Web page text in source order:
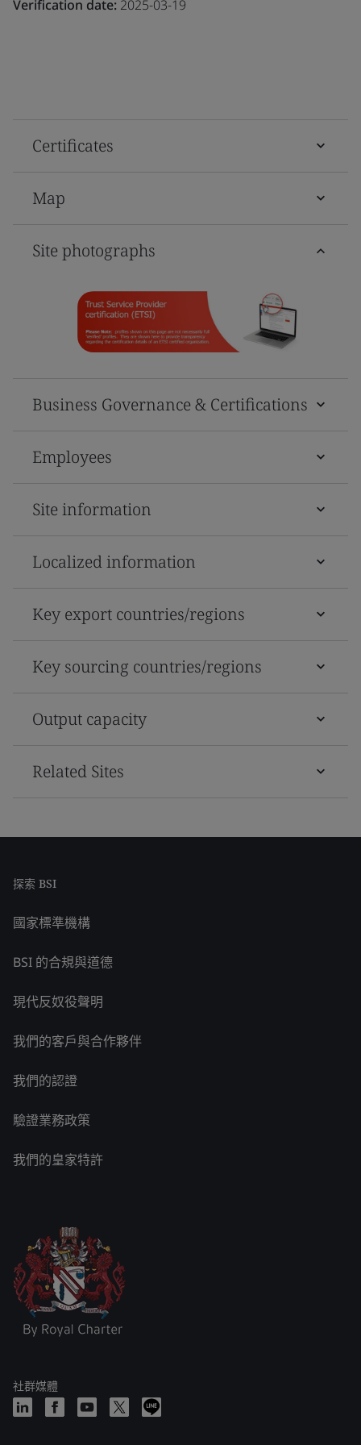
Verification date: 2025-03-19
Certificates
Map
Site photographs
Business Governance & Certifications
Employees
Site information
Localized information
Key export countries/regions
Key sourcing countries/regions
Output capacity
Related Sites
探索 BSI
國家標準機構
BSI 的合規與道德
現代反奴役聲明
我們的客戶與合作夥伴
我們的認證
驗證業務政策
我們的皇家特許
社群媒體